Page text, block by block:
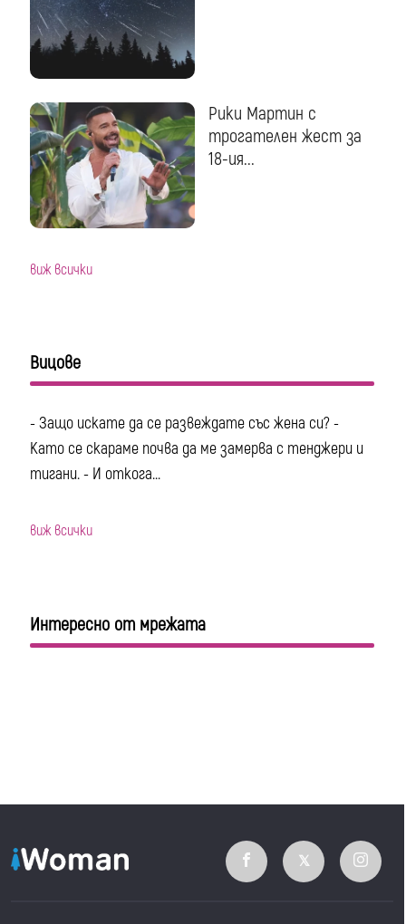
Рики Мартин с
трогателен жест за
18-ия...
виж всички
Вицове
- Защо искате да се развеждате със жена си? -
Като се скараме почва да ме замерва с тенджери и
тигани. - И откога...
виж всички
Интересно от мрежата